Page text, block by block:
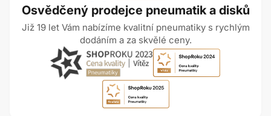
Osvědčený prodejce pneumatik a disků
Již 19 let Vám nabízíme kvalitní pneumatiky s rychlým
dodáním a za skvělé ceny.